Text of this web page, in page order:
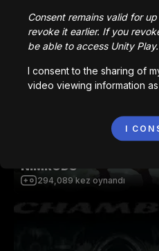
Sicarius (HKU Student
27,232 kez oynandı
NIMRODS
294,089 kez oynandı
Consent remains valid for
revoke it earlier. If you
be able to access Unity Play.
I consent to the sharing of
video viewing information
I